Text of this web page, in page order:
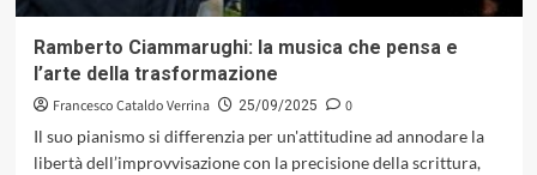
(NoWords/SounfFly,
Ramberto Ciammarughi: la musica che pensa e
l’arte della trasformazione
Francesco Cataldo Verrina 25/09/2025
0
Il suo pianismo si differenzia per un'attitudine ad annodare la
libertà dell’improvvisazione con la precisione della scrittura,